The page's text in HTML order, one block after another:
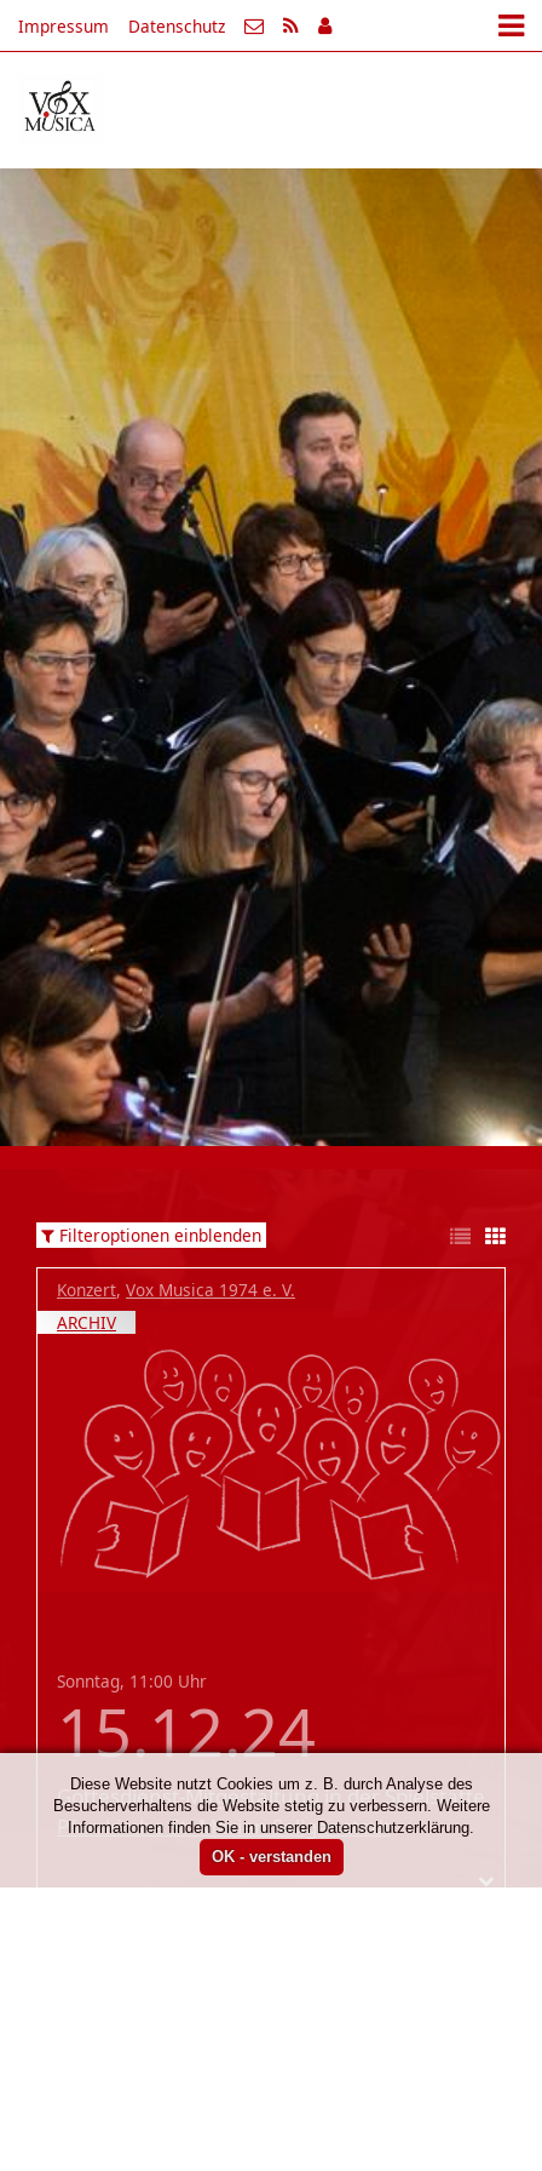
Impressum Datenschutz
Filteroptionen einblenden
Konzert, Vox Musica 1974 e. V.
ARCHIV
Sonntag, 11:00 Uhr
15.12.24
Gottesdienst-Mitgestaltungin der Spielstätte
Pfarrkirche St. Marien Seligenstadt
Diese Website nutzt Cookies um z. B. durch Analyse des
Besucherverhaltens die Website stetig zu verbessern. Weitere
Informationen finden Sie in unserer Datenschutzerklärung.